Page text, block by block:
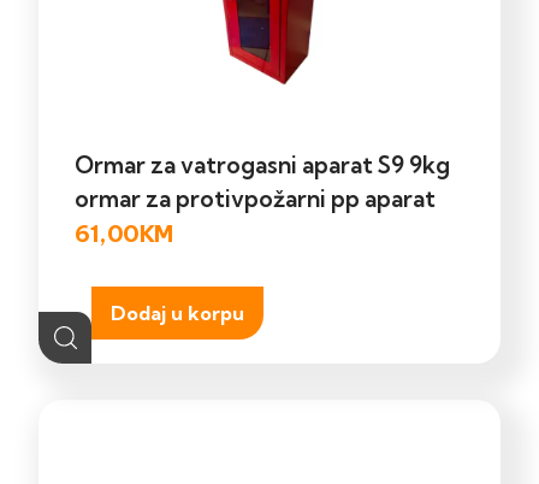
Ormar za vatrogasni aparat S9 9kg
ormar za protivpožarni pp aparat
61,00KM
Dodaj u korpu